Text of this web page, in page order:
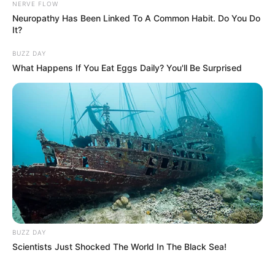
NERVE FLOW
Neuropathy Has Been Linked To A Common Habit. Do You Do
It?
BUZZ DAY
What Happens If You Eat Eggs Daily? You'll Be Surprised
BUZZ DAY
Scientists Just Shocked The World In The Black Sea!